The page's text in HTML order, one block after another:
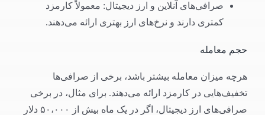
صرافی‌های آنلاین و ارز دیجیتال: معمولاً کارمزد
کمتری دارند و نرخ‌های ارز بهتری ارائه می‌دهند.
حجم معامله
هرچه میزان معامله بیشتر باشد، برخی از صرافی‌ها
تخفیف‌هایی در کارمزد ارائه می‌دهند. برای مثال، در برخی
صرافی‌های ارز دیجیتال، اگر در یک ماه بیش از ۵۰،۰۰۰ دلار